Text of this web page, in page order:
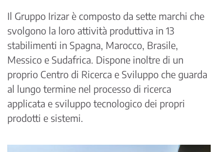
Il Gruppo Irizar è composto da sette marchi che
svolgono la loro attività produttiva in 13
stabilimenti in Spagna, Marocco, Brasile,
Messico e Sudafrica. Dispone inoltre di un
proprio Centro di Ricerca e Sviluppo che guarda
al lungo termine nel processo di ricerca
applicata e sviluppo tecnologico dei propri
prodotti e sistemi.